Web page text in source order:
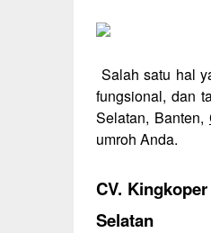
Salah satu hal
fungsional, dan
Selatan, Banten,
umroh Anda.
CV.
Selatan